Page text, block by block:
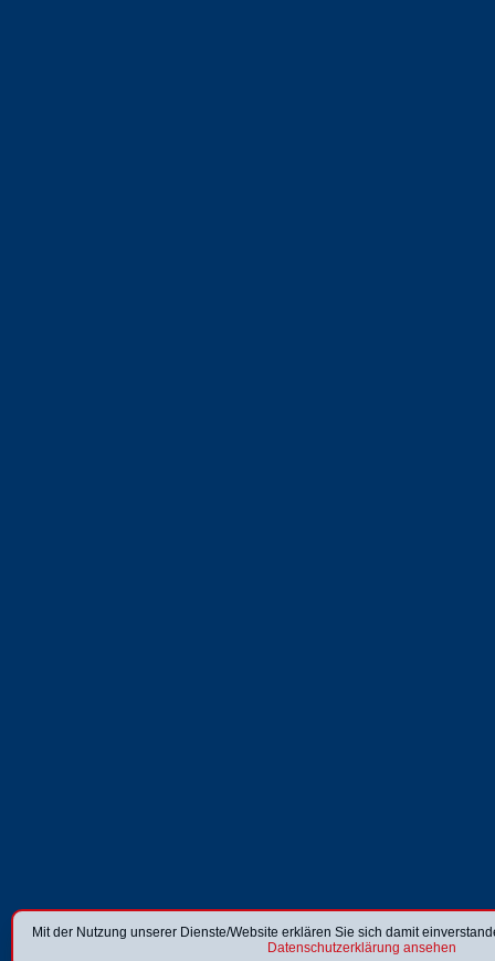
Mit der Nutzung unserer Dienste/Website erklären Sie sich damit
Datenschutzerklärung ansehen